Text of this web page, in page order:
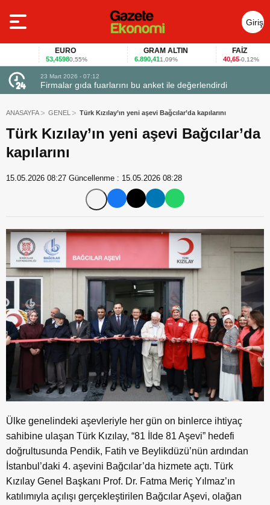
Giriş
Yap
EURO
53,45980,55%
GRAM ALTIN
6.890,411,09%
FAİZ
40,65-0,12%
23 Mart 2026 - 07:12
Firmalar gıda fuarlarını bu anket ile değerlendirdi
ANASAYFA GENEL Türk Kızılay’ın yeni aşevi Bağcılar’da kapılarını
Türk Kızılay’ın yeni aşevi Bağcılar’da
kapılarını
15.05.2026 08:27 Güncellenme : 15.05.2026 08:28
Ülke genelindeki aşevleriyle her gün on binlerce ihtiyaç
sahibine ulaşan Türk Kızılay, “81 İlde 81 Aşevi” hedefi
doğrultusunda Pendik, Fatih ve Beylikdüzü’nün ardından
İstanbul’daki 4. aşevini Bağcılar’da hizmete açtı. Türk
Kızılay Genel Başkanı Prof. Dr. Fatma Meriç Yılmaz’ın
katılımıyla açılışı gerçekleştirilen Bağcılar Aşevi, olağan